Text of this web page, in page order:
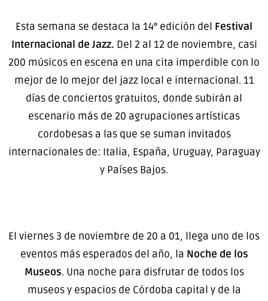
Esta semana se destaca la 14° edición del Festival
Internacional de Jazz. Del 2 al 12 de noviembre, casi
200 músicos en escena en una cita imperdible con lo
mejor de lo mejor del jazz local e internacional. 11
días de conciertos gratuitos, donde subirán al
escenario más de 20 agrupaciones artísticas
cordobesas a las que se suman invitados
internacionales de: Italia, España, Uruguay, Paraguay
y Países Bajos.
El viernes 3 de noviembre de 20 a 01, llega uno de los
eventos más esperados del año, la Noche de los
Museos. Una noche para disfrutar de todos los
museos y espacios de Córdoba capital y de la